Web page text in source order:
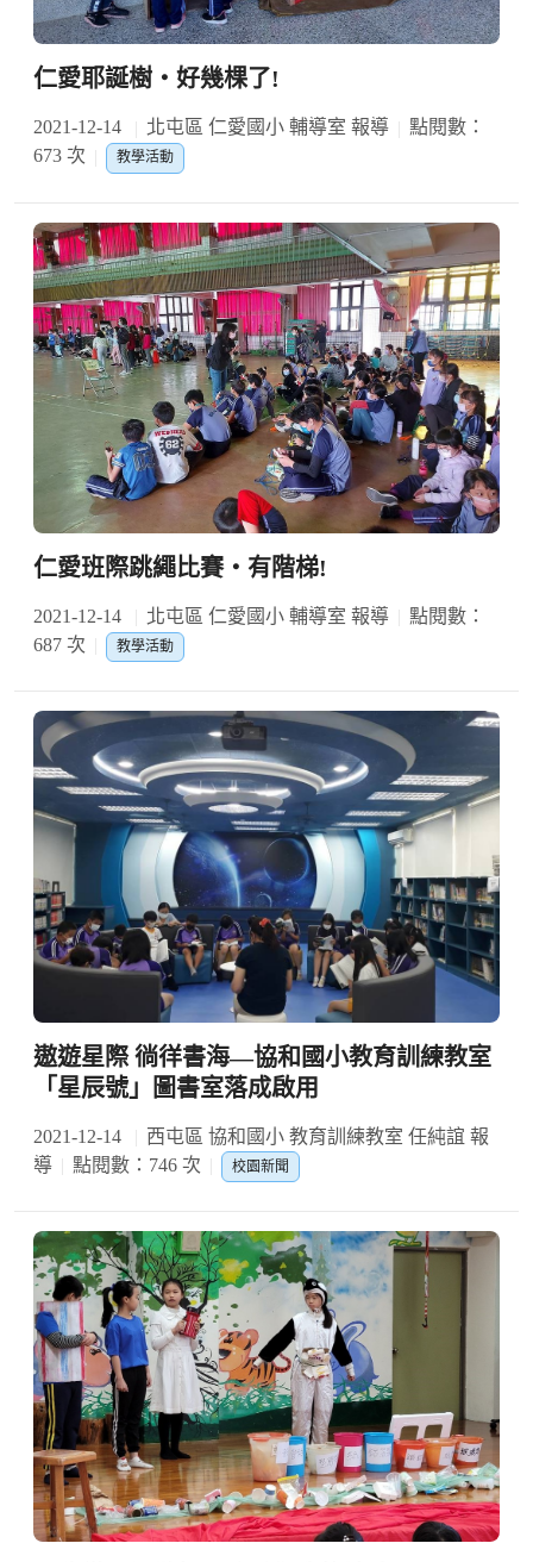
仁愛耶誕樹‧好幾棵了!
2021-12-14 北屯區 仁愛國小 輔導室 報導
點閱數：
673 次
教學活動
仁愛班際跳繩比賽‧有階梯!
2021-12-14 北屯區 仁愛國小 輔導室 報導
點閱數：
687 次
教學活動
遨遊星際 徜徉書海—協和國小教育訓練教室
「星辰號」圖書室落成啟用
2021-12-14
西屯區 協和國小 教育訓練教室 任純誼 報
導
點閱數：746 次 校園新聞